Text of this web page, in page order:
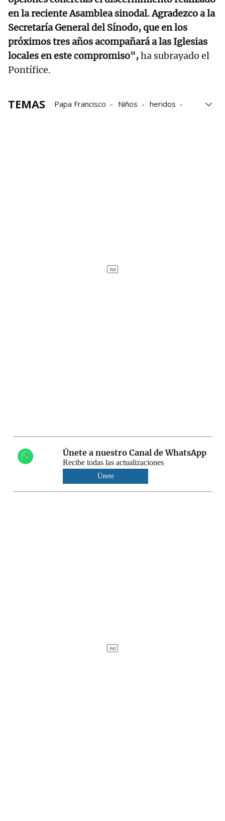
en la reciente Asamblea sinodal. Agradezco a la
Secretaría General del Sínodo, que en los
próximos tres años acompañará a las Iglesias
locales en este compromiso",ha subrayado el
Pontífice.
TEMAS Papa Francisco Niños
heridos
Únete a nuestro Canal de WhatsApp
Recibe todas las actualizaciones
Únete